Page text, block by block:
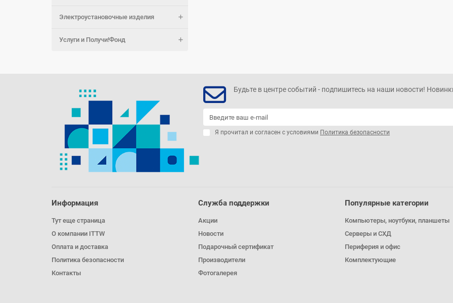
Электроустановочные изделия
Услуги и Получи!Фонд
Будьте в центре событий - подпишитесь на наши новости!
Я прочитал и согласен с условиями Политика безопасности
Информация
Тут еще страница
О компании ITTW
Оплата и доставка
Политика безопасности
Контакты
Служба поддержки
Акции
Новости
Подарочный сертификат
Производители
Фотогалерея
Популярные категории
Компьютеры, ноутбуки, планшеты
Серверы и СХД
Периферия и офис
Комплектующие